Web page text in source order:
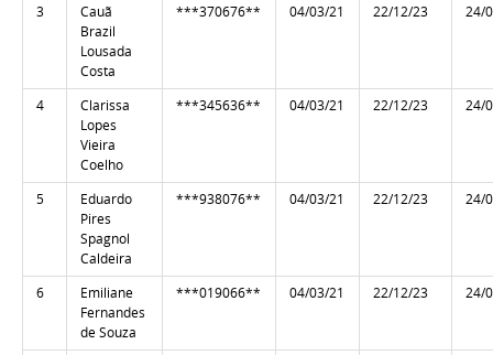
3
Cauã
Brazil
Lousada
Costa
***370676** 04/03/21 22/12/23 24/
4
Clarissa
Lopes
Vieira
Coelho
***345636** 04/03/21 22/12/23 24/
5
Eduardo
Pires
Spagnol
Caldeira
***938076** 04/03/21 22/12/23 24/
6
Emiliane
Fernandes
de Souza
***019066** 04/03/21 22/12/23 24/